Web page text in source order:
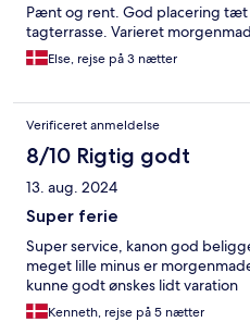
Pænt og rent. God placering
tagterrasse. Varieret morgenmad
Else, rejse på 3 nætter
Verificeret anmeldelse
8/10 Rigtig godt
13. aug. 2024
Super ferie
Super service, kanon god
meget lille minus er
kunne godt ønskes lidt varation
Kenneth, rejse på 5 nætter